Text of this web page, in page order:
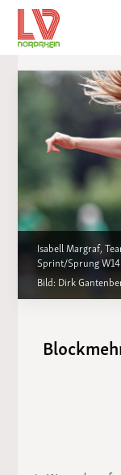
Isabell Margraf,
Sprint/Sprung W14
Bild: Dirk